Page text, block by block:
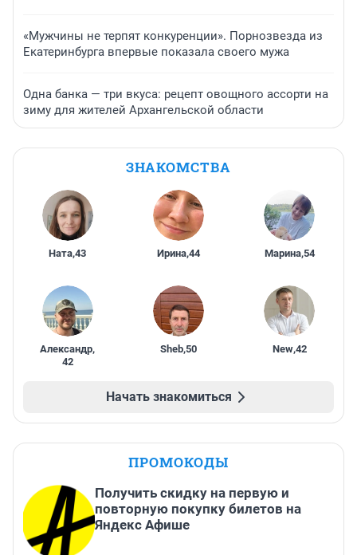
«Мужчины не терпят конкуренции». Порнозвезда из
Екатеринбурга впервые показала своего мужа
Одна банка — три вкуса: рецепт овощного ассорти на
зиму для жителей Архангельской области
ЗНАКОМСТВА
Ната,43 Ирина,44 Марина,54
Александр,
42
Sheb,50 New,42
Начать знакомиться
ПРОМОКОДЫ
Получить скидку на первую и
повторную покупку билетов на
Яндекс Афише